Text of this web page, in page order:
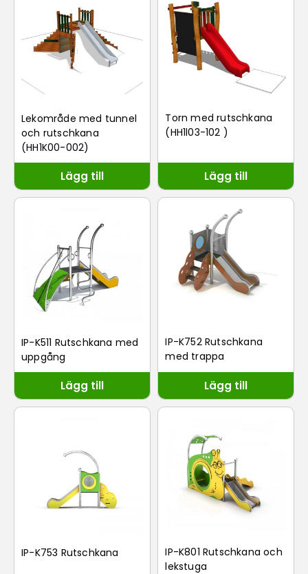
Lekområde med tunnel
och rutschkana
(HH1K00-002)
Lägg till
Torn med rutschkana
(HH1l03-102 )
Lägg till
IP-K511 Rutschkana med
uppgång
Lägg till
IP-K752 Rutschkana
med trappa
Lägg till
IP-K753 Rutschkana
IP-K801 Rutschkana och
lekstuga